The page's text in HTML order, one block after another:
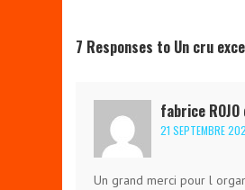
7 Responses to Un cru
fabrice ROJO
21 SEPTEMBRE
Un grand merci pour l